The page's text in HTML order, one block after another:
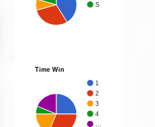
S
Time Win
1
2
3
4